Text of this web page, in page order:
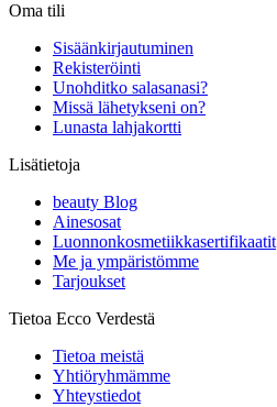
Oma tili
Sisäänkirjautuminen
Rekisteröinti
Unohditko salasanasi?
Missä lähetykseni on?
Lunasta lahjakortti
Lisätietoja
beauty Blog
Ainesosat
Luonnonkosmetiikkasertifikaatit
Me ja ympäristömme
Tarjoukset
Tietoa Ecco Verdestä
Tietoa meistä
Yhtiöryhmämme
Yhteystiedot